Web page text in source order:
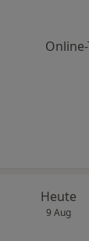
Heute
9 Aug